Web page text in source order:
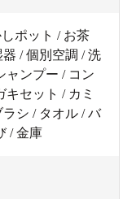
ポット / お茶
/ 個別空調 / 洗
ャンプー / コン
セット / カミ
シ / タオル / バ
/ 金庫